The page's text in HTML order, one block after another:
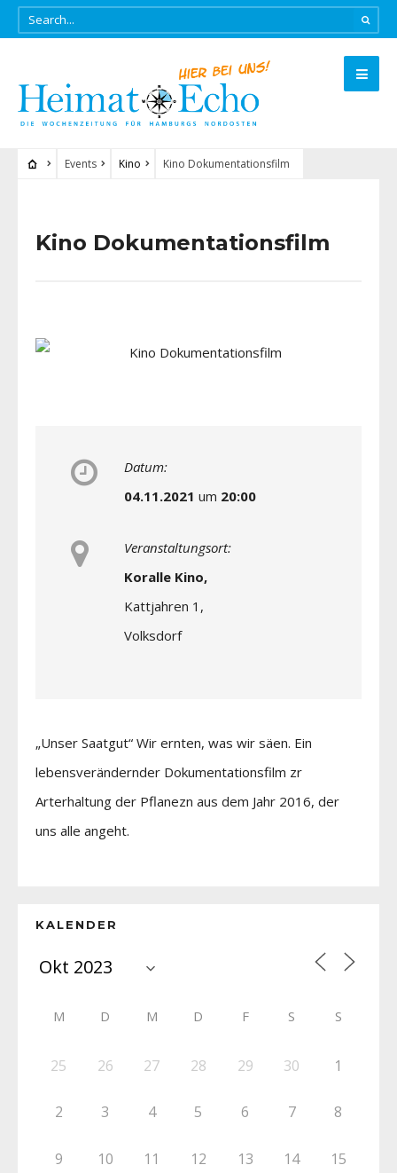
Events Kino Kino Dokumentationsfilm
Kino Dokumentationsfilm
Datum:
04.11.2021 um 20:00
Veranstaltungsort:
Koralle Kino,
Kattjahren 1,
Volksdorf
„Unser Saatgut“ Wir ernten, was wir säen. Ein
lebensverändernder Dokumentationsfilm zr
Arterhaltung der Pflanezn aus dem Jahr 2016, der
uns alle angeht.
KALENDER
M D M D F S S
25 26 27 28 29 30 1
2 3 4 5 6 7 8
9 10 11 12 13 14 15